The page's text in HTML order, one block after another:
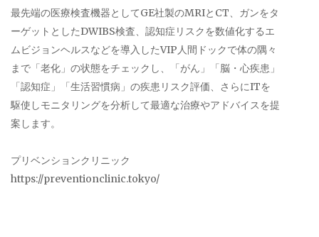
最先端の医療検査機器としてGE社製のMRIとCT、ガンをタ
ーゲットとしたDWIBS検査、認知症リスクを数値化するエ
ムビジョンヘルスなどを導入したVIP人間ドックで体の隅々
まで「老化」の状態をチェックし、「がん」「脳・心疾患」
「認知症」「生活習慣病」の疾患リスク評価、さらにITを
駆使しモニタリングを分析して最適な治療やアドバイスを提
案します。
プリベンションクリニック
https://preventionclinic.tokyo/